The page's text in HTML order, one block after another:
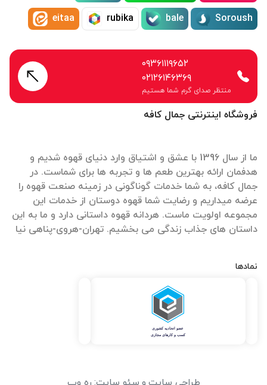
فروشگاه اینترنتی جمال کافه
ما از سال 1396 با عشق و اشتیاق وارد دنیای قهوه شدیم و
هدفمان ارائه بهترین طعم ها و تجربه ها برای شماست. در
جمال کافه، به شما خدمات گوناگونی در زمینه صنعت قهوه را
عرضه میداریم و رضایت شما قهوه دوستان از خدمات این
مجموعه اولویت ماست. هردانه قهوه داستانی دارد و ما به این
داستان های جذاب زندگی می بخشیم. تهران-هروی-پناهی نیا
نمادها
Soroush
bale
rubika
eitaa
۰۹۳۶۱۱۱۹۶۵۲
۰۲۱۲۶۱۴۶۳۶۹
منتظر صدای گرم شما هستیم
طراحی سایت و سئو سایت: ره وب